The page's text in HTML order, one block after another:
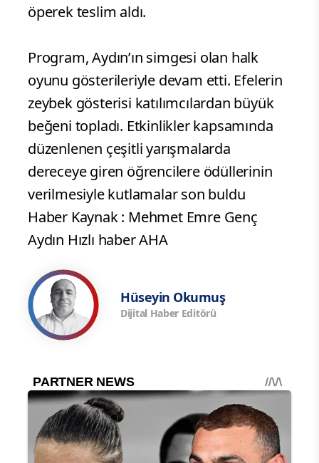
öperek teslim aldı.
Program, Aydın’ın simgesi olan halk
oyunu gösterileriyle devam etti. Efelerin
zeybek gösterisi katılımcılardan büyük
beğeni topladı. Etkinlikler kapsamında
düzenlenen çeşitli yarışmalarda
dereceye giren öğrencilere ödüllerinin
verilmesiyle kutlamalar son buldu
Haber Kaynak : Mehmet Emre Genç
Aydın Hızlı haber AHA
Hüseyin Okumuş
Dijital Haber Editörü